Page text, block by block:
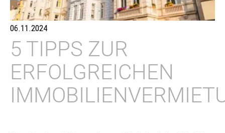
06.11.2024
5 TIPPS ZUR
ERFOLGREICHEN